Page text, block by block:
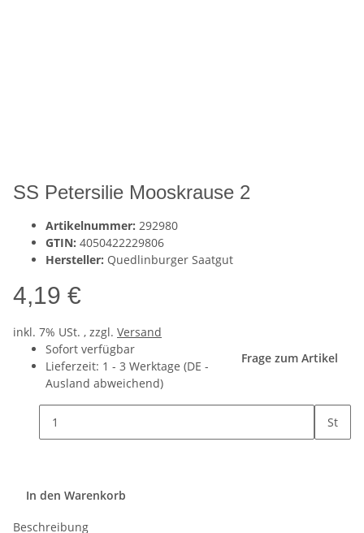
SS Petersilie Mooskrause 2
Artikelnummer: 292980
GTIN: 4050422229806
Hersteller: Quedlinburger Saatgut
4,19 €
inkl. 7% USt. , zzgl. Versand
Sofort verfügbar
Lieferzeit: 1 - 3 Werktage (DE -
Ausland abweichend)
Frage zum Artikel
St
In den Warenkorb
Beschreibung